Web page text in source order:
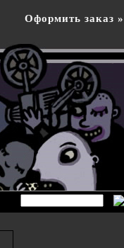
Оформить заказ »